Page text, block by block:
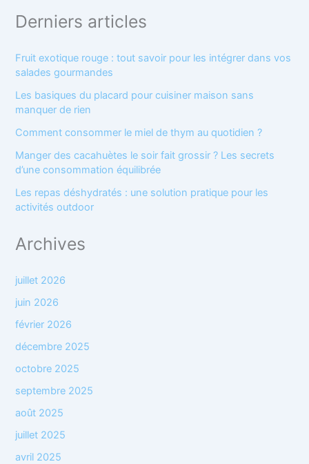
Derniers articles
Fruit exotique rouge : tout savoir pour les intégrer dans vos
salades gourmandes
Les basiques du placard pour cuisiner maison sans
manquer de rien
Comment consommer le miel de thym au quotidien ?
Manger des cacahuètes le soir fait grossir ? Les secrets
d’une consommation équilibrée
Les repas déshydratés : une solution pratique pour les
activités outdoor
Archives
juillet 2026
juin 2026
février 2026
décembre 2025
octobre 2025
septembre 2025
août 2025
juillet 2025
avril 2025